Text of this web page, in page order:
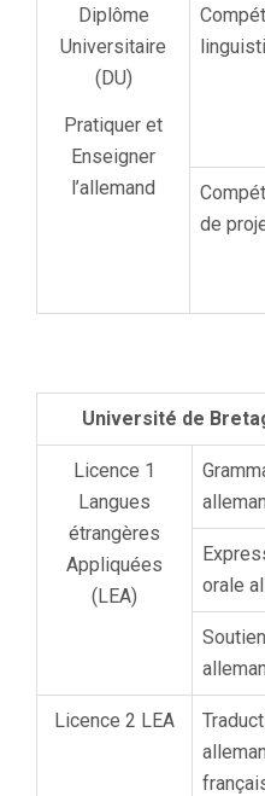
Diplôme
Universitaire
(DU)
Pratiquer et
Enseigner
l’allemand
de
Université de
Licence 1
Langues
étrangères
Appliquées
(LEA)
orale
Soutien
Licence 2 LEA